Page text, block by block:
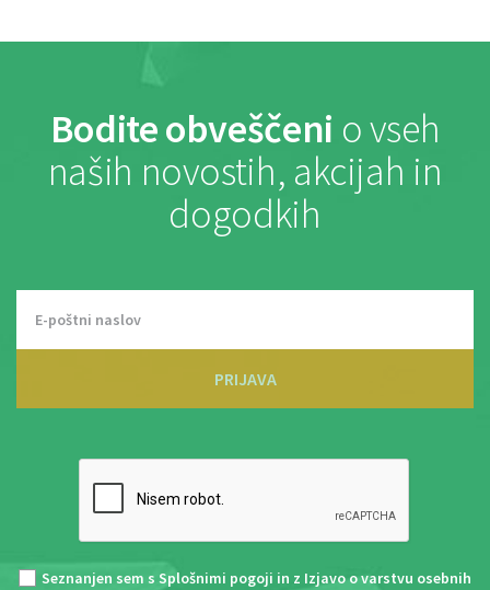
Bodite obveščeni o vseh
naših novostih, akcijah in
dogodkih
PRIJAVA
Seznanjen sem s Splošnimi pogoji in z Izjavo o varstvu osebnih